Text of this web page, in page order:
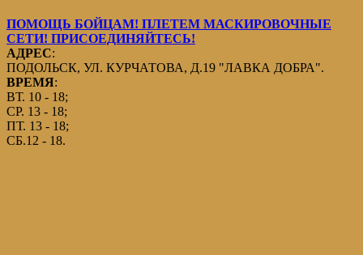
ПОМОЩЬ БОЙЦАМ! ПЛЕТЕМ МАСКИРОВОЧНЫЕ
СЕТИ! ПРИСОЕДИНЯЙТЕСЬ!
АДРЕС:
ПОДОЛЬСК, УЛ. КУРЧАТОВА, Д.19 "ЛАВКА ДОБРА".
ВРЕМЯ:
ВТ. 10 - 18;
СР. 13 - 18;
ПТ. 13 - 18;
СБ.12 - 18.